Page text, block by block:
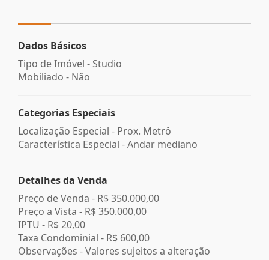
Dados Básicos
Tipo de Imóvel - Studio
Mobiliado - Não
Categorias Especiais
Localização Especial - Prox. Metrô
Característica Especial - Andar mediano
Detalhes da Venda
Preço de Venda - R$ 350.000,00
Preço a Vista - R$ 350.000,00
IPTU - R$ 20,00
Taxa Condominial - R$ 600,00
Observações - Valores sujeitos a alteração